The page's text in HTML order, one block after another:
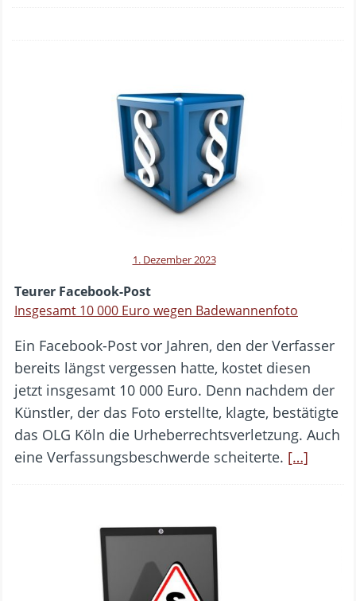
1. Dezember 2023
Teurer Facebook-Post
Insgesamt 10 000 Euro wegen Badewannenfoto
Ein Facebook-Post vor Jahren, den der Verfasser
bereits längst vergessen hatte, kostet diesen
jetzt insgesamt 10 000 Euro. Denn nachdem der
Künstler, der das Foto erstellte, klagte, bestätigte
das OLG Köln die Urheberrechtsverletzung. Auch
eine Verfassungsbeschwerde scheiterte. […]